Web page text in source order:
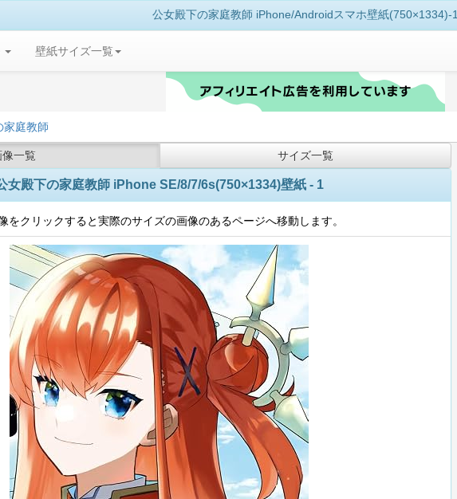
公女殿下の家庭教師 iPhone/Androidスマホ壁紙(750×1334)-1
壁紙サイズ一覧
家庭教師
像一覧 サイズ一覧
女殿下の家庭教師 iPhone SE/8/7/6s(750×1334)壁紙 - 1
をクリックすると実際のサイズの画像のあるページへ移動します。